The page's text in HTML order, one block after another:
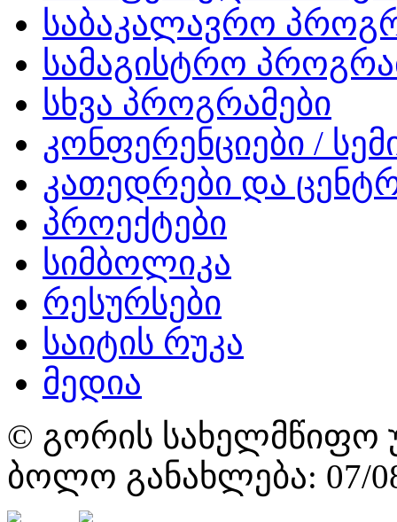
საბაკალავრო
სამაგისტრო
სხვა პროგრამები
კონფერენციები /
კათედრები და
პროექტები
სიმბოლიკა
რესურსები
საიტის რუკა
მედია
© გორის სახელმწიფო
ბოლო განახლება: 07/